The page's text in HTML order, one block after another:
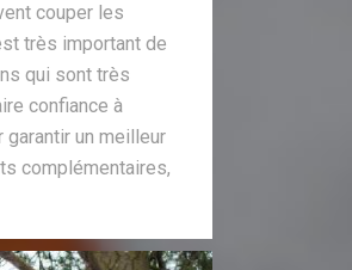
couper les
très important de
qui sont très
confiance à
un meilleur
complémentaires,